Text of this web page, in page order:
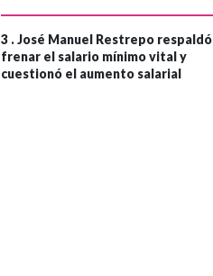
3 .José Manuel Restrepo respaldó
frenar el salario mínimo vital y
cuestionó el aumento salarial